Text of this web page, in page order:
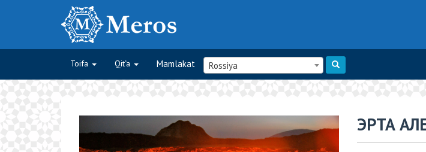
Toifa Qit‘a Mamlakat Rossiya
ЭРТА